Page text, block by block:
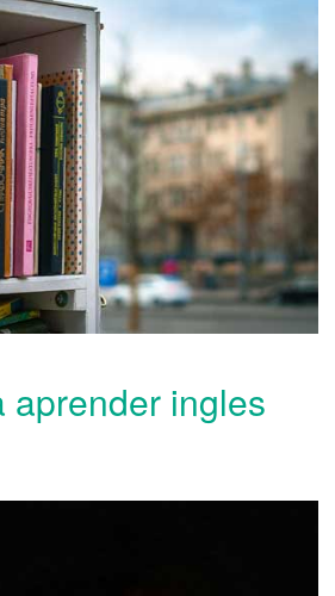
aprender ingles